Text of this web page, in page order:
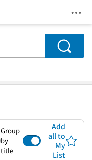
Search
Group
by
title
Add
all to
My
List